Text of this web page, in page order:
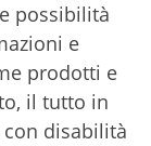
possibilità
e
prodotti e
il tutto in
disabilità